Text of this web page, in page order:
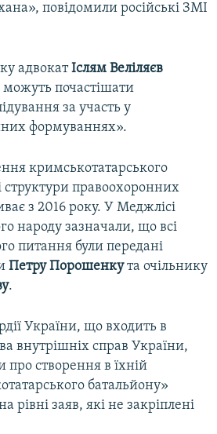
повідомили російські ЗМІ
адвокатІслям Веліляєв
почастішати
за участь у
формуваннях».
кримськотатарського
структури правоохоронних
з 2016 року. У Меджлісі
народу зазначали, що всі
питання були передані
Петру Порошенкута очільнику
.
України, що входить в
внутрішніх справ України,
про створення в їхній
батальйону»
рівні заяв, які не закріплені